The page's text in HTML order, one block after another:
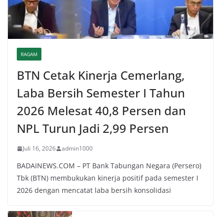
RAGAM
BTN Cetak Kinerja Cemerlang,
Laba Bersih Semester I Tahun
2026 Melesat 40,8 Persen dan
NPL Turun Jadi 2,99 Persen
Juli 16, 2026 admin1000
BADAINEWS.COM – PT Bank Tabungan Negara (Persero)
Tbk (BTN) membukukan kinerja positif pada semester I
2026 dengan mencatat laba bersih konsolidasi